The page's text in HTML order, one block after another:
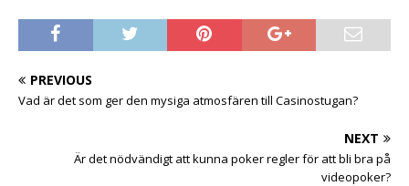
PREVIOUS
Vad är det som ger den mysiga atmosfären till Casinostugan?
NEXT
Är det nödvändigt att kunna poker regler för att bli bra på
videopoker?